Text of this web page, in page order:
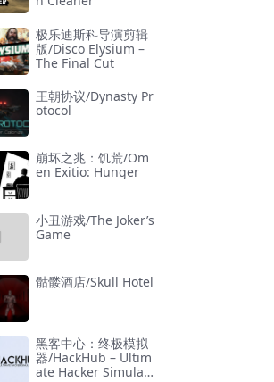
极乐迪斯科导演剪辑
版/Disco Elysium –
The Final Cut
王朝协议/Dynasty Pr
otocol
崩坏之兆：饥荒/Om
en Exitio: Hunger
小丑游戏/The Joker’s
Game
骷髅酒店/Skull Hotel
黑客中心：终极模拟
器/HackHub – Ultim
ate Hacker Simulat